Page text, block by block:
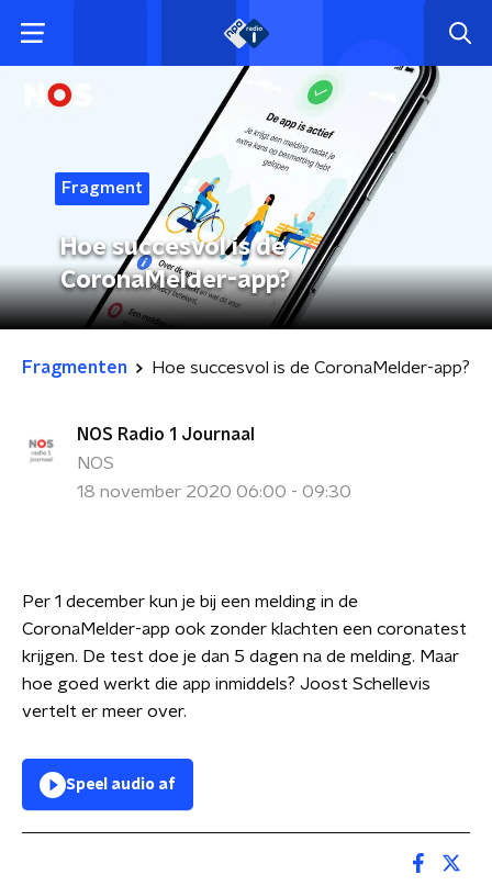
Fragment
Hoe succesvol is de
CoronaMelder-app?
Fragmenten Hoe succesvol is de CoronaMelder-app?
NOS Radio 1 Journaal
NOS
18 november 2020 06:00 - 09:30
Per 1 december kun je bij een melding in de
CoronaMelder-app ook zonder klachten een coronatest
krijgen. De test doe je dan 5 dagen na de melding. Maar
hoe goed werkt die app inmiddels? Joost Schellevis
vertelt er meer over.
Speel audio af